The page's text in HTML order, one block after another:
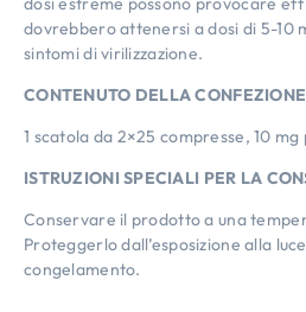
dovrebbero attenersi a dosi di 5-10
sintomi di virilizzazione.
CONTENUTO DELLA
1 scatola da 2×25 compresse, 10
ISTRUZIONI SPECIALI PER LA
Conservare il prodotto a una
Proteggerlo dall’esposizione alla
congelamento.